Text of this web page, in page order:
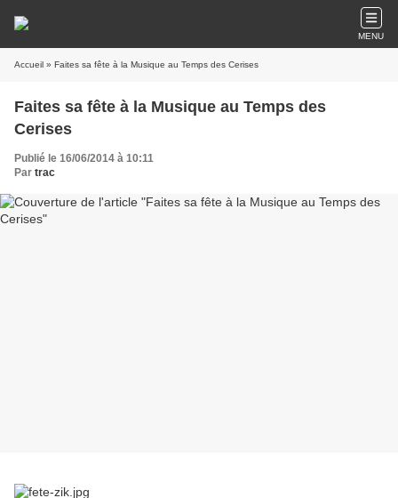
MENU
Accueil » Faites sa fête à la Musique au Temps des Cerises
Faites sa fête à la Musique au Temps des
Cerises
Publié le 16/06/2014 à 10:11
Par trac